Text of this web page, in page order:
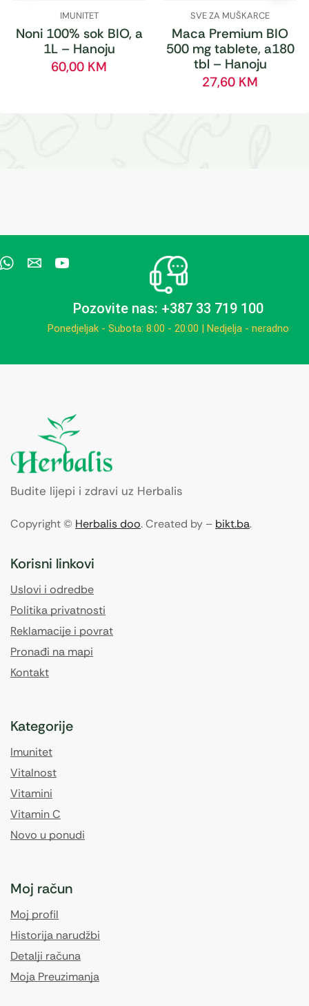
IMUNITET
Noni 100% sok BIO, a
1L – Hanoju
60,00 KM
SVE ZA MUŠKARCE
Maca Premium BIO
500 mg tablete, a180
tbl – Hanoju
27,60 KM
Pozovite nas: +387 33 719 100
Ponedjeljak - Subota: 8:00 - 20:00 | Nedjelja - neradno
Budite lijepi i zdravi uz Herbalis
Copyright © Herbalis doo. Created by – bikt.ba.
Korisni linkovi
Uslovi i odredbe
Politika privatnosti
Reklamacije i povrat
Pronađi na mapi
Kontakt
Kategorije
Imunitet
Vitalnost
Vitamini
Vitamin C
Novo u ponudi
Moj račun
Moj profil
Historija narudžbi
Detalji računa
Moja Preuzimanja